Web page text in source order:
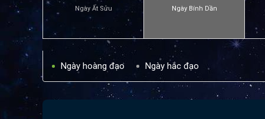
Ngày Ất Sửu Ngày Bính Dần
Ngày hoàng đạo Ngày hắc đạo